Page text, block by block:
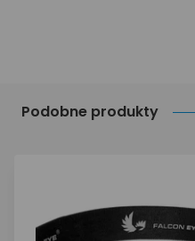
Podobne produkty